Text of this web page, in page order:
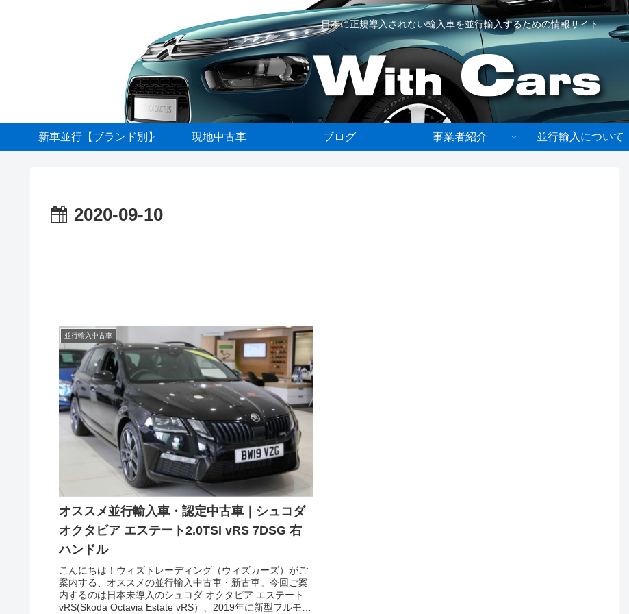
日本に正規導入されない輸入車を並行輸入するための情報サイト
新車並行【ブランド別】 現地中古車 ブログ 事業者紹介 並行輸入について
2020-09-10
並行輸入中古車
オススメ並行輸入車・認定中古車｜シュコダ
オクタビア エステート2.0TSI vRS 7DSG 右
ハンドル
こんにちは！ウィズトレーディング（ウィズカーズ）がご
案内する、オススメの並行輸入中古車・新古車。今回ご案
内するのは日本未導入のシュコダ オクタビア エステート
vRS(Skoda Octavia Estate vRS）、2019年に新型フルモデ